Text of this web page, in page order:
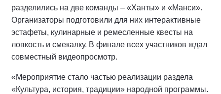
разделились на две команды – «Ханты» и «Манси».
Организаторы подготовили для них интерактивные
эстафеты, кулинарные и ремесленные квесты на
ловкость и смекалку. В финале всех участников ждал
совместный видеопросмотр.
«Мероприятие стало частью реализации раздела
«Культура, история, традиции» народной программы.